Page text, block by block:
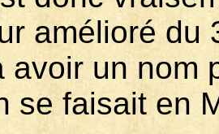
amélioré du
avoir un nom
se faisait en